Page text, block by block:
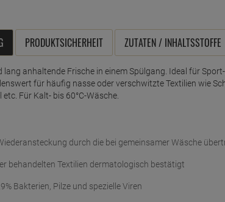
PRODUKTSICHERHEIT ZUTATEN / INHALTSSTOFFE
lang anhaltende Frische in einem Spülgang. Ideal für
für häufig nasse oder verschwitzte Textilien wie
Für Kalt- bis 60°C-Wäsche.
durch die bei gemeinsamer Wäsche
behandelten Textilien dermatologisch bestätigt
Bakterien, Pilze und spezielle Viren